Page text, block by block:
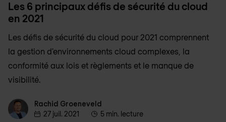
Les 6 principaux défis de sécurité du cloud
en 2021
Les défis de sécurité du cloud pour 2021 comprennent
la gestion d'environnements cloud complexes, la
conformité aux lois et règlements et le manque de
visibilité.
Rachid Groeneveld
Rachid Groeneveld
27 juil. 2021
5 min. lecture